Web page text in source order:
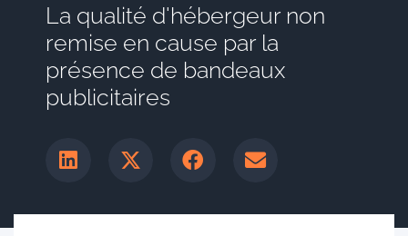
La qualité d'hébergeur non
remise en cause par la
présence de bandeaux
publicitaires